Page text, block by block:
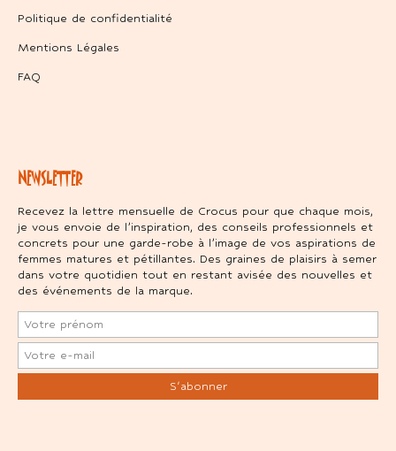
Politique de confidentialité
Mentions Légales
FAQ
NEWSLETTER
Recevez la lettre mensuelle de Crocus pour que chaque mois,
je vous envoie de l’inspiration, des conseils professionnels et
concrets pour une garde-robe à l’image de vos aspirations de
femmes matures et pétillantes. Des graines de plaisirs à semer
dans votre quotidien tout en restant avisée des nouvelles et
des événements de la marque.